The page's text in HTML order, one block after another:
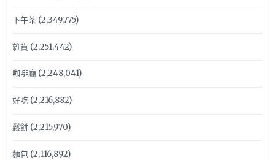
下午茶(2,349,775)
雜貨 (2,251,442)
咖啡廳(2,248,041)
好吃(2,216,882)
鬆餅(2,215,970)
麵包(2,116,892)